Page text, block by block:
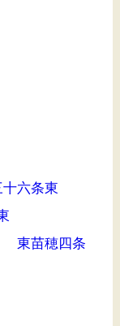
六条東
東苗穂四条